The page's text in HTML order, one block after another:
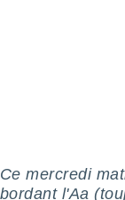
un
Ce mercredi
bordant l'Aa